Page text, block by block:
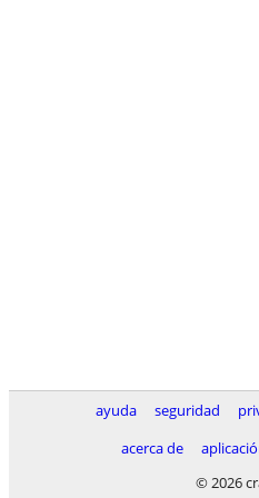
ayuda seguridad
acerca de
© 2026